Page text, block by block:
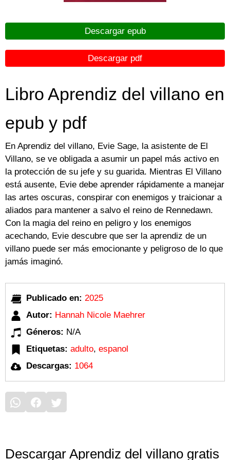
Descargar epub
Descargar pdf
Libro Aprendiz del villano en
epub y pdf
En Aprendiz del villano, Evie Sage, la asistente de El
Villano, se ve obligada a asumir un papel más activo en
la protección de su jefe y su guarida. Mientras El Villano
está ausente, Evie debe aprender rápidamente a manejar
las artes oscuras, conspirar con enemigos y traicionar a
aliados para mantener a salvo el reino de Rennedawn.
Con la magia del reino en peligro y los enemigos
acechando, Evie descubre que ser la aprendiz de un
villano puede ser más emocionante y peligroso de lo que
jamás imaginó.
Publicado en: 2025
Autor: Hannah Nicole Maehrer
Géneros: N/A
Etiquetas: adulto, espanol
Descargas: 1064
Descargar Aprendiz del villano gratis